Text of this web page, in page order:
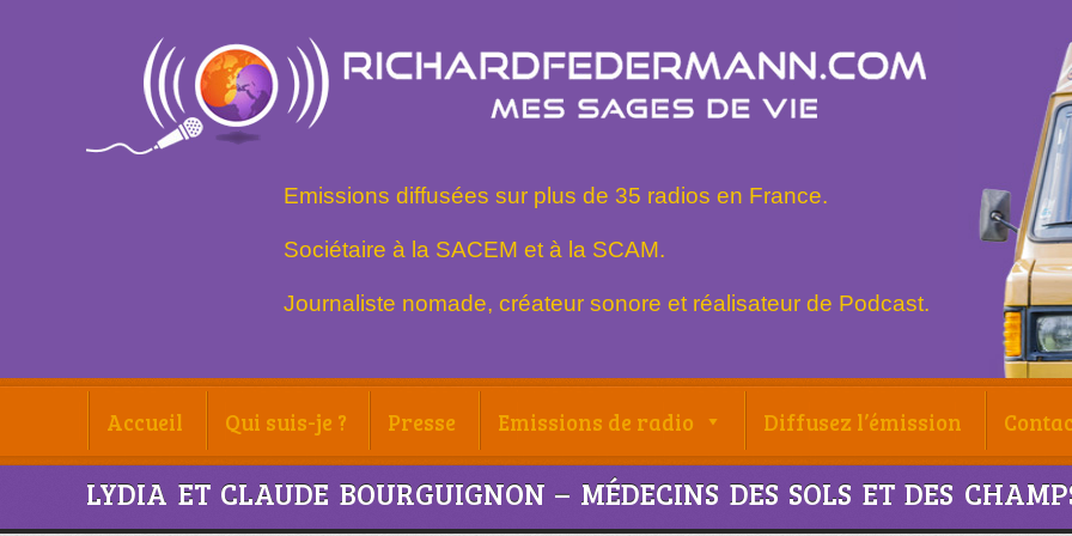
Emissions diffusées sur plus de 35 radios en France.
Sociétaire à la SACEM et à la SCAM.
Journaliste nomade, créateur sonore et réalisateur de Podcast.
Accueil Qui suis-je ? Presse Emissions de radio Diffusez l’émission
LYDIA ET CLAUDE BOURGUIGNON – MÉDECINS DES SOLS ET DES